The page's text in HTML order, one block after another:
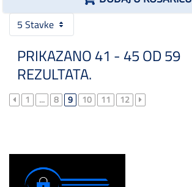
5 Stavke
PRIKAZANO 41 - 45 OD 59
REZULTATA.
1 ... 8 9 10 11 12